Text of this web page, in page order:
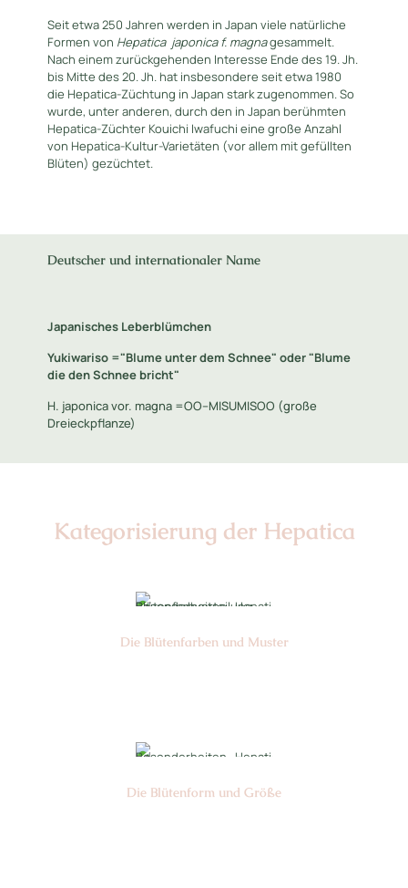
Seit etwa 250 Jahren werden in Japan viele natürliche
Formen von Hepatica japonica f. magnagesammelt.
Nach einem zurückgehenden Interesse Ende des 19. Jh.
bis Mitte des 20. Jh. hat insbesondere seit etwa 1980
die Hepatica-Züchtung in Japan stark zugenommen. So
wurde, unter anderen, durch den in Japan berühmten
Hepatica-Züchter Kouichi Iwafuchi eine große Anzahl
von Hepatica-Kultur-Varietäten (vor allem mit gefüllten
Blüten) gezüchtet.
Deutscher und internationaler Name
Japanisches Leberblümchen
Yukiwariso ="Blume unter dem Schnee" oder "Blume
die den Schnee bricht"
H. japonica vor. magna =OO--MISUMISOO (große
Dreieckpflanze)
Kategorisierung der Hepatica
Die Blüten­farben und Muster
Die Blüten­form und Größe